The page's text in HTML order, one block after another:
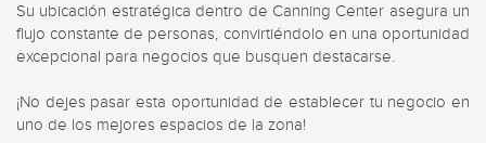
Su ubicación estratégica dentro de Canning Center asegura un
flujo constante de personas, convirtiéndolo en una oportunidad
excepcional para negocios que busquen destacarse.
¡No dejes pasar esta oportunidad de establecer tu negocio en
uno de los mejores espacios de la zona!